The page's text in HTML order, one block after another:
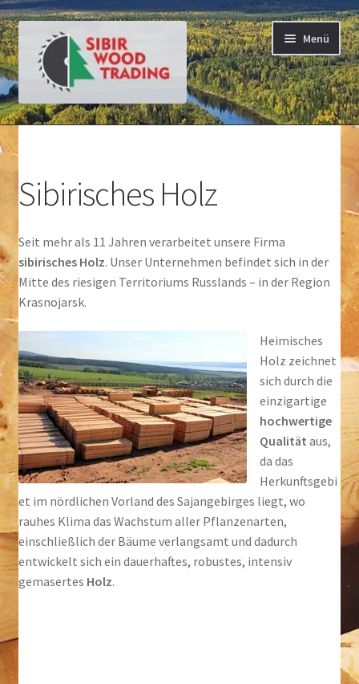
Zur
Navigation
springen
Springe
zum
Inhalt
Menü
Startseite
Fassadenholz
Terrassendielen
Holzkohle
Schnittholz
Kontakt
Sibirisches Holz
Seit mehr als 11 Jahren verarbeitet unsere Firma
sibirisches Holz. Unser Unternehmen befindet sich in der
Mitte des riesigen Territoriums Russlands – in der Region
Krasnojarsk.
Heimisches
Holz zeichnet
sich durch die
einzigartige
hochwertige
Qualität aus,
da das
Herkunftsgebi
et im nördlichen Vorland des Sajangebirges liegt, wo
rauhes Klima das Wachstum aller Pflanzenarten,
einschließlich der Bäume verlangsamt und dadurch
entwickelt sich ein dauerhaftes, robustes, intensiv
gemasertes Holz.